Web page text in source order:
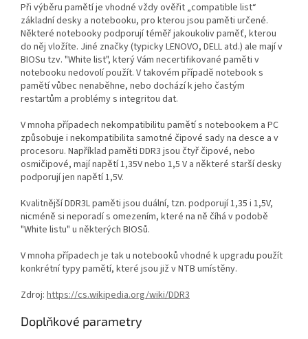
Při výběru pamětí je vhodné vždy ověřit „compatible list“
základní desky a notebooku, pro kterou jsou paměti určené.
Některé notebooky podporují téměř jakoukoliv paměť, kterou
do něj vložíte. Jiné značky (typicky LENOVO, DELL atd.) ale mají v
BIOSu tzv. "White list", který Vám necertifikované paměti v
notebooku nedovolí použít. V takovém případě notebook s
pamětí vůbec nenaběhne, nebo dochází k jeho častým
restartům a problémy s integritou dat.
V mnoha případech nekompatibilitu pamětí s notebookem a PC
způsobuje i nekompatibilita samotné čipové sady na desce a v
procesoru. Například paměti DDR3 jsou čtyř čipové, nebo
osmičipové, mají napětí 1,35V nebo 1,5 V a některé starší desky
podporují jen napětí 1,5V.
Kvalitnější DDR3L paměti jsou duální, tzn. podporují 1,35 i 1,5V,
nicméně si neporadí s omezením, které na ně číhá v podobě
"White listu" u některých BIOSů.
V mnoha případech je tak u notebooků vhodné k upgradu použít
konkrétní typy pamětí, které jsou již v NTB umístěny.
Zdroj: https://cs.wikipedia.org/wiki/DDR3
Doplňkové parametry